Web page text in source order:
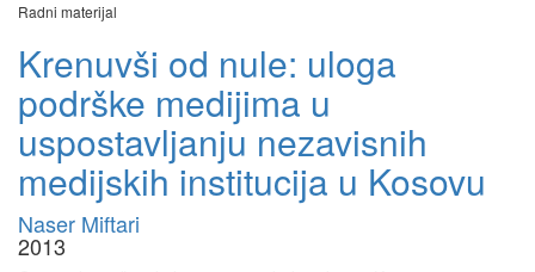
Radni materijal
Krenuvši od nule: uloga
podrške medijima u
uspostavljanju nezavisnih
medijskih institucija u Kosovu
Naser Miftari
2013